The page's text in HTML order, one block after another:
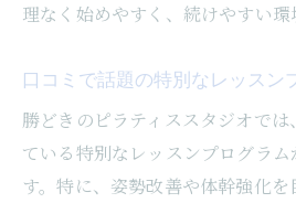
理なく始めやすく、続けやすい環
口コミで話題の特別なレッスン
勝どきのピラティススタジオで
ている特別なレッスンプログラ
す。特に、姿勢改善や体幹強化